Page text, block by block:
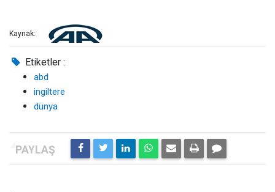
Kaynak:
Etiketler :
abd
ingiltere
dünya